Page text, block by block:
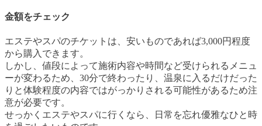
金額をチェック
エステやスパのチケットは、安いものであれば3,000円程度
から購入できます。
しかし、値段によって施術内容や時間など受けられるメニュ
ーが変わるため、30分で終わったり、温泉に入るだけだった
りと体験程度の内容ではがっかりされる可能性があるため注
意が必要です。
せっかくエステやスパに行くなら、日常を忘れ優雅なひと時